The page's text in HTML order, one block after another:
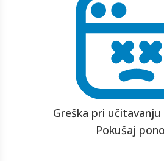
Greška pri učitavanju
Pokušaj